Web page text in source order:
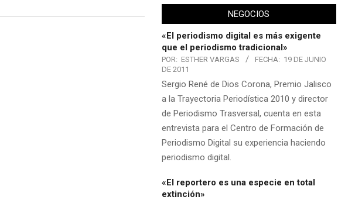
NEGOCIOS
«El periodismo digital es más exigente
que el periodismo tradicional»
POR: ESTHER VARGAS FECHA: 19 DE JUNIO
DE 2011
Sergio René de Dios Corona, Premio Jalisco
a la Trayectoria Periodística 2010 y director
de Periodismo Trasversal, cuenta en esta
entrevista para el Centro de Formación de
Periodismo Digital su experiencia haciendo
periodismo digital.
«El reportero es una especie en total
extinción»